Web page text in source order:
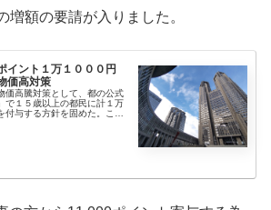
増額の要請が入りました。
イント１万１０００円
価高対策
価高騰対策として、都の公式
で１５歳以上の都民に計１万
与する方針を固めた。この